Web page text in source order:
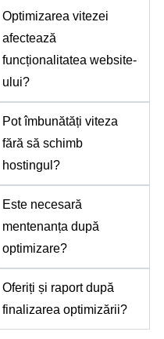
Optimizarea vitezei
afectează
funcționalitatea website-
ului?
Pot îmbunătăți viteza
fără să schimb
hostingul?
Este necesară
mentenanța după
optimizare?
Oferiți și raport după
finalizarea optimizării?